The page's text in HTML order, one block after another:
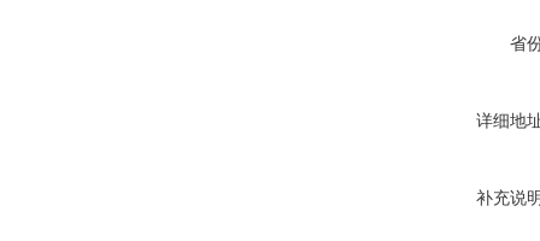
省
详细地
补充说